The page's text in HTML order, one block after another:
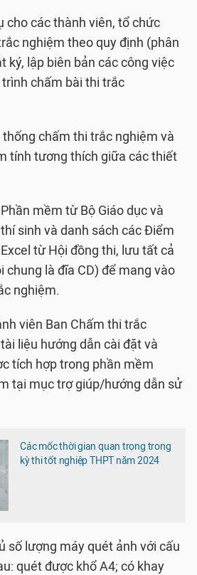
cho các thành viên, tổ chức
nghiệm theo quy định (phân
ký, lập biên bản các công việc
chấm bài thi trắc
chấm thi trắc nghiệm và
tính tương thích giữa các thiết
mềm từ Bộ Giáo dục và
sinh và danh sách các Điểm
từ Hội đồng thi, lưu tất cả
chung là đĩa CD) để mang vào
nghiệm.
viên Ban Chấm thi trắc
liệu hướng dẫn cài đặt và
tích hợp trong phần mềm
tại mục trợ giúp/hướng dẫn sử
Các mốc thời gian quan trọng trong
kỳ thi tốt nghiệp THPT năm 2024
số lượng máy quét ảnh với cấu
quét được khổ A4; có khay